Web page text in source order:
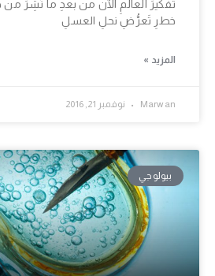
تفكيرَ العالمِ الآن من بعدِ ما نُشِرَ من
خطرِ تَعرُّضِ نحلِ العسلِ
المزيد »
Marwan نوفمبر 21, 2016
بيولوجي